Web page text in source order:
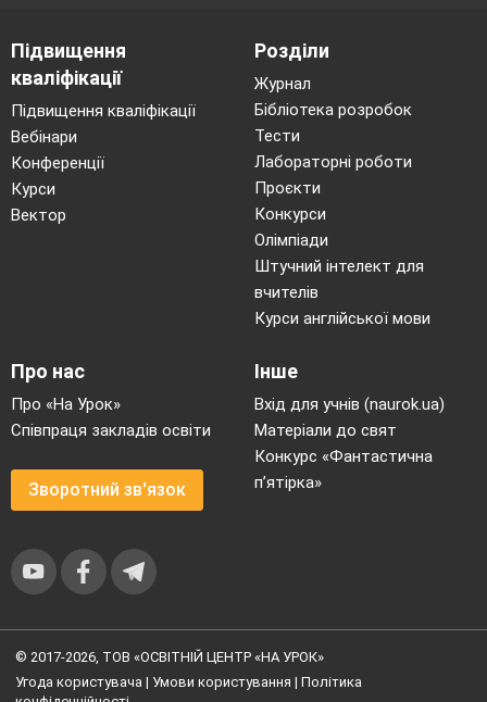
Підвищення
кваліфікації
Підвищення кваліфікації
Вебінари
Конференції
Курси
Вектор
Розділи
Журнал
Бібліотека розробок
Тести
Лабораторні роботи
Проєкти
Конкурси
Олімпіади
Штучний інтелект для
вчителів
Курси англійської мови
Про нас
Про «На Урок»
Співпраця закладів освіти
Зворотний зв'язок
Інше
Вхід для учнів (naurok.ua)
Матеріали до свят
Конкурс «Фантастична
п’ятірка»
© 2017-2026, ТОВ «ОСВІТНІЙ ЦЕНТР «НА УРОК»
Угода користувача | Умови користування | Політика